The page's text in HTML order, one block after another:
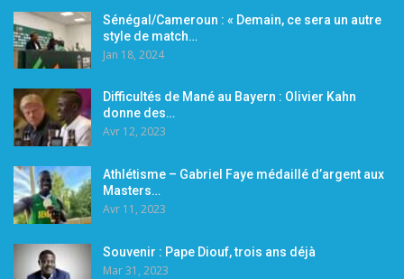
Sénégal/Cameroun : « Demain, ce sera un autre
style de match…
Jan 18, 2024
Difficultés de Mané au Bayern : Olivier Kahn
donne des…
Avr 12, 2023
Athlétisme – Gabriel Faye médaillé d’argent aux
Masters…
Avr 11, 2023
Souvenir : Pape Diouf, trois ans déjà
Mar 31, 2023